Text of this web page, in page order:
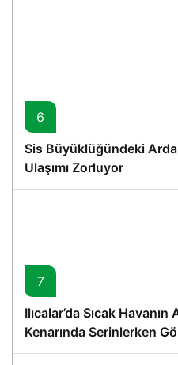
6
Sis Büyüklüğündeki
Ulaşımı Zorluyor
7
Ilıcalar’da Sıcak
Kenarında Serinlerken